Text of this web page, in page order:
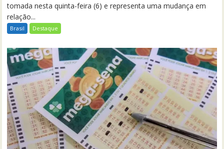
tomada nesta quinta-feira (6) e representa uma mudança em
relação...
Brasil Destaque